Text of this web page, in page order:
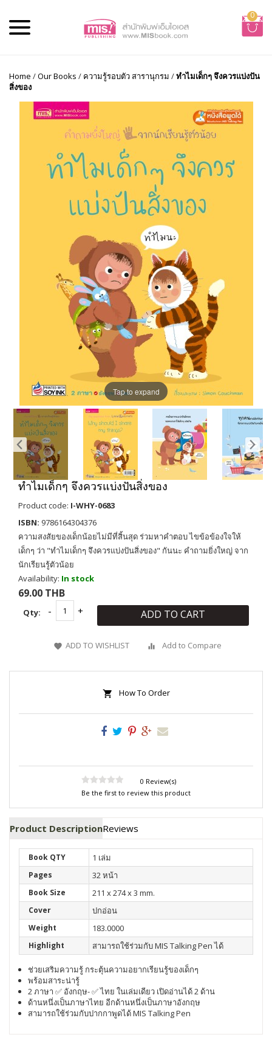
0
Home /Our Books / ความรู้รอบตัว สารานุกรม /ทำไมเด็กๆ จึงควรแบ่งปัน
สิ่งของ
Tap to expand
ทำไมเด็กๆ จึงควรแบ่งปันสิ่งของ
Product code: I-WHY-0683
ISBN: 9786164304376
ความสงสัยของเด็กน้อยไม่มีที่สิ้นสุด ร่วมหาคำตอบ ไขข้อข้องใจให้
เด็กๆ ว่า "ทำไมเด็กๆ จึงควรแบ่งปันสิ่งของ" กันนะ คำถามยิ่งใหญ่ จาก
นักเรียนรู้ตัวน้อย
Availability: In stock
69.00 THB
Qty: ADD TO CART
ADD TO WISHLIST Add to Compare
How To Order
0 Review(s)
Be the first to review this product
Product DescriptionReviews
Book QTY 1 เล่ม
Pages 32 หน้า
Book Size 211 x 274 x 3 mm.
Cover ปกอ่อน
Weight 183.0000
Highlight สามารถใช้ร่วมกับ MIS Talking Pen ได้
ช่วยเสริมความรู้ กระตุ้นความอยากเรียนรู้ของเด็กๆ
พร้อมสาระน่ารู้
2 ภาษา ✅ อังกฤษ- ✅ ไทย ในเล่มเดียว เปิดอ่านได้ 2 ด้าน
ด้านหนึ่งเป็นภาษาไทย อีกด้านหนึ่งเป็นภาษาอังกฤษ
สามารถใช้ร่วมกับปากกาพูดได้ MIS Talking Pen